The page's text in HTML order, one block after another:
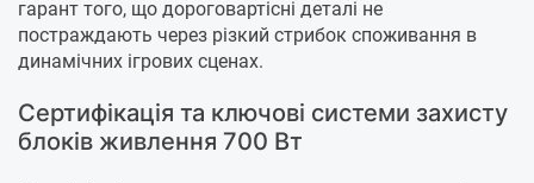
гарант того, що дороговартісні деталі не
постраждають через різкий стрибок споживання в
динамічних ігрових сценах.
Сертифікація та ключові системи захисту
блоків живлення 700 Вт